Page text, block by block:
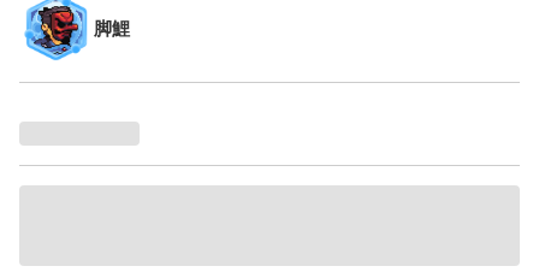
脚鯉